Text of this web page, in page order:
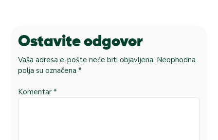
Ostavite odgovor
Vaša adresa e-pošte neće biti objavljena. Neophodna
polja su označena *
Komentar *